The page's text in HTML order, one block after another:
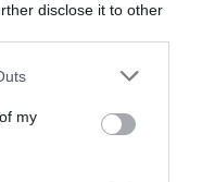
disclose it to other
my